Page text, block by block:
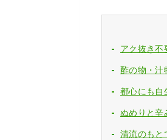
アク抜き不
酢の物・汁
都心にも自
ぬめりと辛
清流のもと